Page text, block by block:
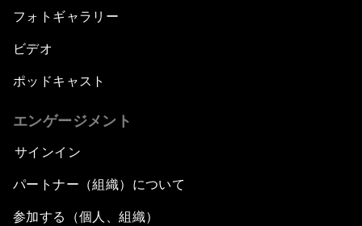
フォトギャラリー
ビデオ
ポッドキャスト
エンゲージメント
サインイン
パートナー（組織）について
参加する（個人、組織）